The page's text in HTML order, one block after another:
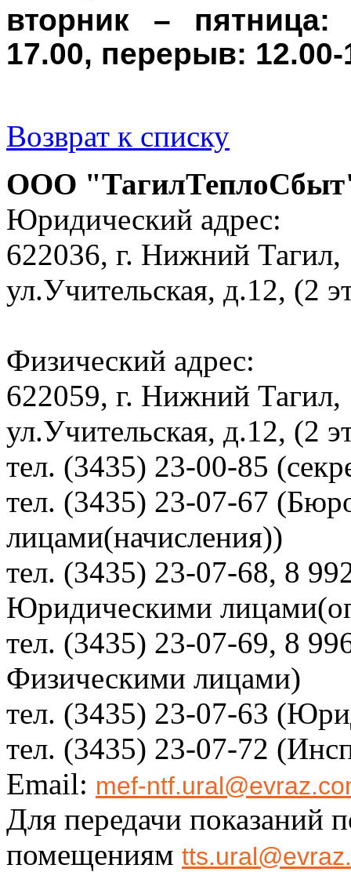
вторник – пятница:
17.00, перерыв: 12.00-
Возврат к списку
ООО
Юридический адрес:
622036, г. Нижний Тагил,
ул.Учительская, д.12, (2
Физический адрес:
622059, г. Нижний Тагил,
ул.Учительская, д.12, (2
тел. (3435) 23-00-85
тел. (3435) 23-07-67
лицами(начисления))
тел. (3435) 23-07-68, 8
Юридическими
тел. (3435) 23-07-69, 8
Физическими лицами)
тел. (3435) 23-07-63
тел. (3435) 23-07-72
Email: mef-
Для передачи показаний
помещениям